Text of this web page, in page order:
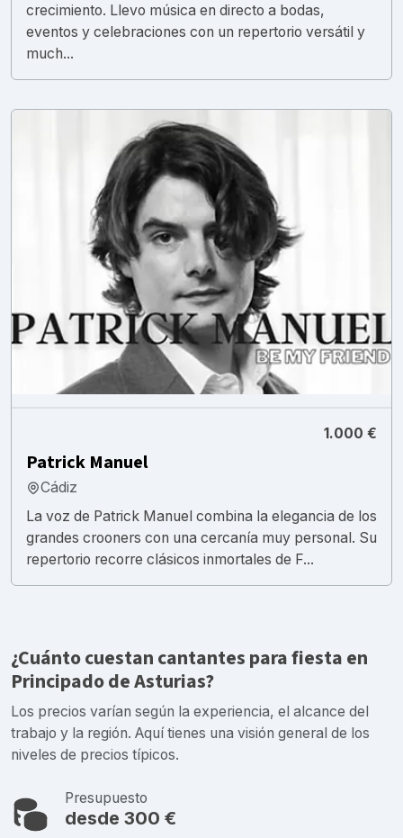
crecimiento. Llevo música en directo a bodas,
eventos y celebraciones con un repertorio versátil y
much...
1.000 €
Patrick Manuel
Cádiz
La voz de Patrick Manuel combina la elegancia de los
grandes crooners con una cercanía muy personal. Su
repertorio recorre clásicos inmortales de F...
¿Cuánto cuestan cantantes para fiesta en
Principado de Asturias?
Los precios varían según la experiencia, el alcance del
trabajo y la región. Aquí tienes una visión general de los
niveles de precios típicos.
Presupuesto
desde 300 €